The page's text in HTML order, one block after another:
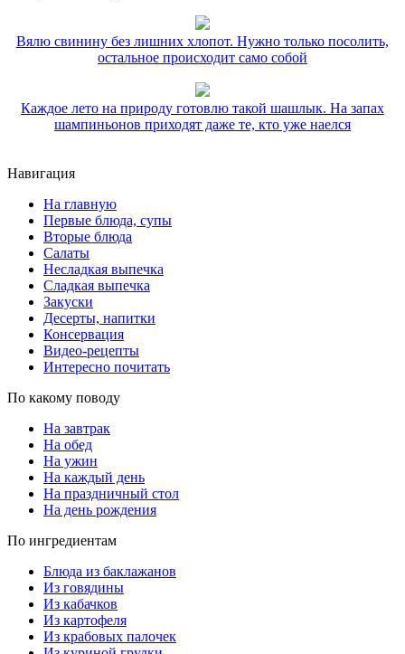
Вялю свинину без лишних хлопот. Нужно только посолить,
остальное происходит само собой
Каждое лето на природу готовлю такой шашлык. На запах
шампиньонов приходят даже те, кто уже наелся
Навигация
На главную
Первые блюда, супы
Вторые блюда
Салаты
Несладкая выпечка
Сладкая выпечка
Закуски
Десерты, напитки
Консервация
Видео-рецепты
Интересно почитать
По какому поводу
На завтрак
На обед
На ужин
На каждый день
На праздничный стол
На день рождения
По ингредиентам
Блюда из баклажанов
Из говядины
Из кабачков
Из картофеля
Из крабовых палочек